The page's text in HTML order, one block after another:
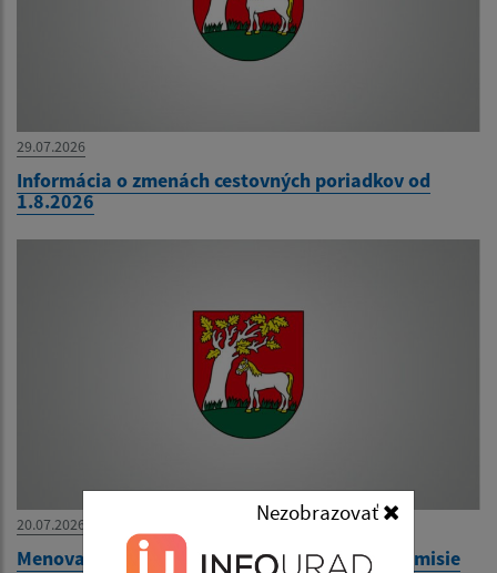
Nezobrazovať
29.07.2026
Informácia o zmenách cestovných poriadkov od
1.8.2026
20.07.2026
Menovanie zapisovateľa miestnej volebnej komisie